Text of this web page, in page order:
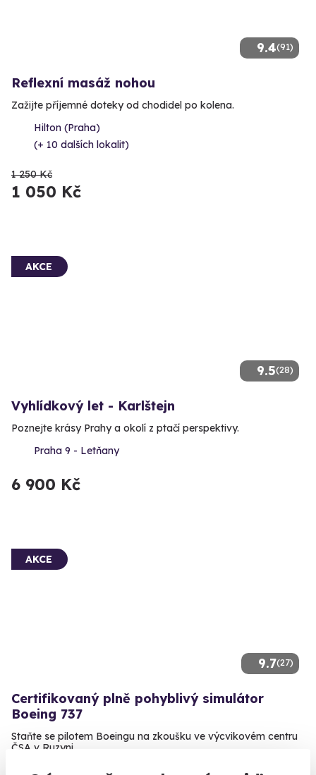
9.4(91)
Reflexní masáž nohou
Zažijte příjemné doteky od chodidel po kolena.
Hilton (Praha)
(+ 10 dalších lokalit)
1 250 Kč
1 050 Kč
9.5(28)
AKCE
Vyhlídkový let - Karlštejn
Poznejte krásy Prahy a okolí z ptačí perspektivy.
Praha 9 - Letňany
6 900 Kč
9.7(27)
AKCE
Certifikovaný plně pohyblivý simulátor
Boeing 737
Staňte se pilotem Boeingu na zkoušku ve výcvikovém centru
ČSA v Ruzyni.
Praha 6 - Ruzyně